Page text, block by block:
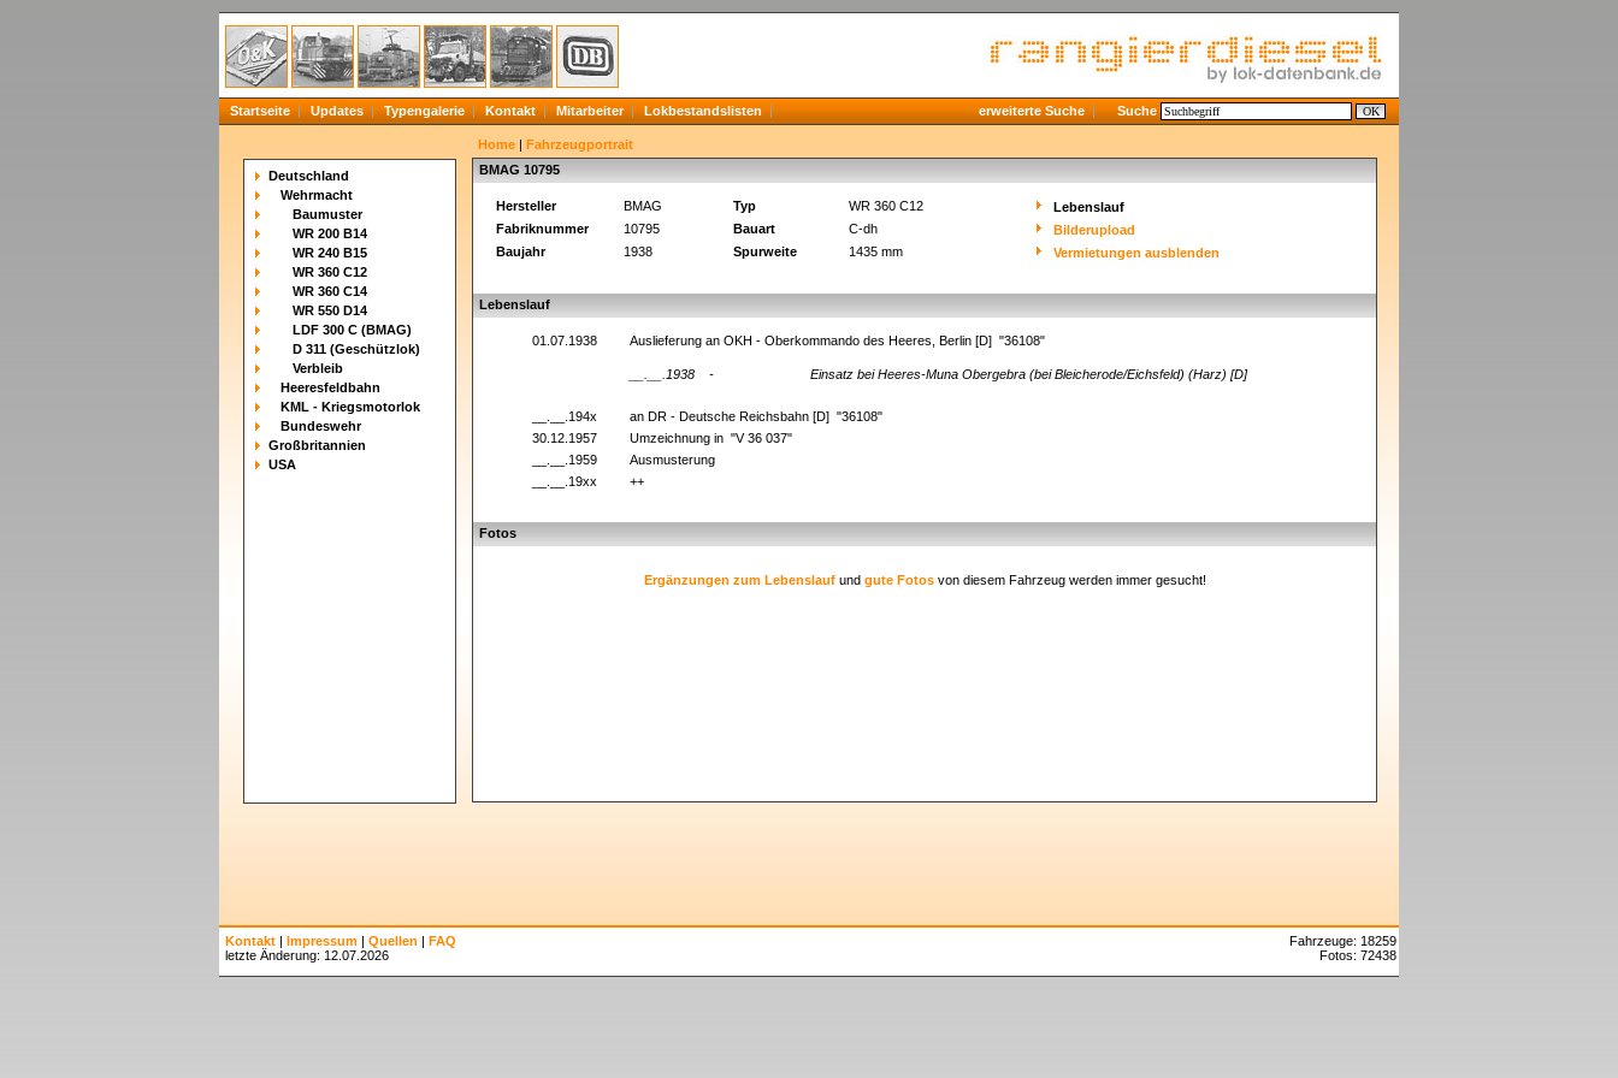
Startseite Updates Typengalerie Kontakt Mitarbeiter Lokbestandslisten erweiterte Suche Suche
Deutschland
Wehrmacht
Baumuster
WR 200 B14
WR 240 B15
WR 360 C12
WR 360 C14
WR 550 D14
LDF 300 C (BMAG)
D 311 (Geschützlok)
Verbleib
Heeresfeldbahn
KML - Kriegsmotorlok
Bundeswehr
Großbritannien
USA
Home | Fahrzeugportrait
BMAG 10795
Hersteller BMAG Typ WR 360 C12
Lebenslauf
Fabriknummer
10795 Bauart C-dh
Bilderupload
Baujahr
1938 Spurweite 1435 mm Vermietungen ausblenden
Lebenslauf
01.07.1938 Auslieferung an OKH - Oberkommando des Heeres, Berlin [D] "36108"
__.__.1938 - Einsatz bei Heeres-Muna Obergebra (bei Bleicherode/Eichsfeld) (Harz) [D]
__.__.194x
an DR - Deutsche Reichsbahn [D] "36108"
30.12.1957
Umzeichnung in "V 36 037"
__.__.1959
Ausmusterung
__.__.19xx
++
Fotos
Ergänzungen zum Lebenslaufund gute Fotosvon diesem Fahrzeug werden immer gesucht!
Kontakt | Impressum | Quellen | FAQ
letzte Änderung: 12.07.2026
Fahrzeuge: 18259
Fotos: 72438